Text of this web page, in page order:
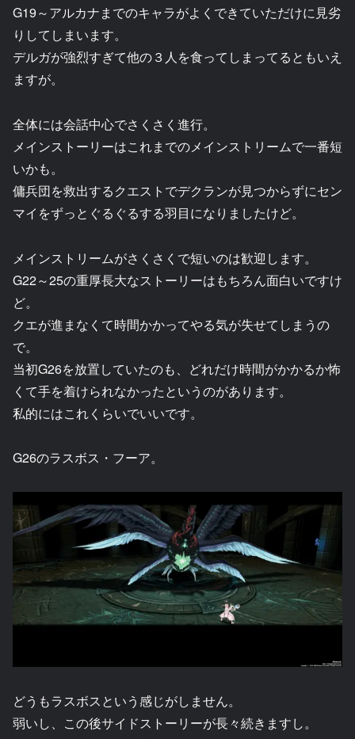
G19～アルカナまでのキャラがよくできていただけに見劣
りしてしまいます。
デルガが強烈すぎて他の３人を食ってしまってるともいえ
ますが。
全体には会話中心でさくさく進行。
メインストーリーはこれまでのメインストリームで一番短
いかも。
傭兵団を救出するクエストでデクランが見つからずにセン
マイをずっとぐるぐるする羽目になりましたけど。
メインストリームがさくさくで短いのは歓迎します。
G22～25の重厚長大なストーリーはもちろん面白いですけ
ど。
クエが進まなくて時間かかってやる気が失せてしまうの
で。
当初G26を放置していたのも、どれだけ時間がかかるか怖
くて手を着けられなかったというのがあります。
私的にはこれくらいでいいです。
G26のラスボス・フーア。
どうもラスボスという感じがしません。
弱いし、この後サイドストーリーが長々続きますし。